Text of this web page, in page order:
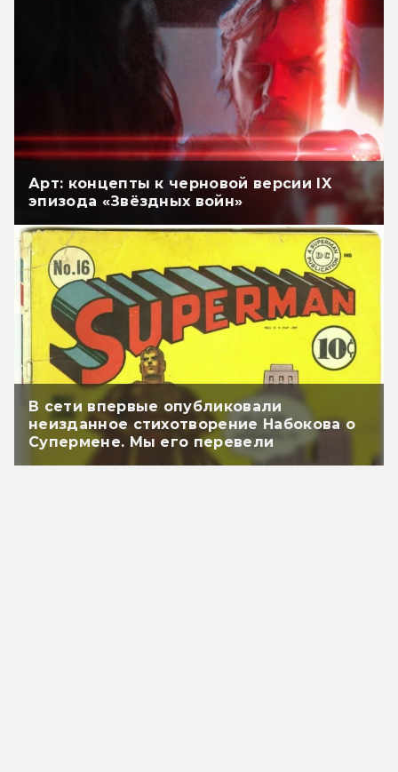
Арт: концепты к черновой версии IX
эпизода «Звёздных войн»
В сети впервые опубликовали
неизданное стихотворение Набокова о
Супермене. Мы его перевели